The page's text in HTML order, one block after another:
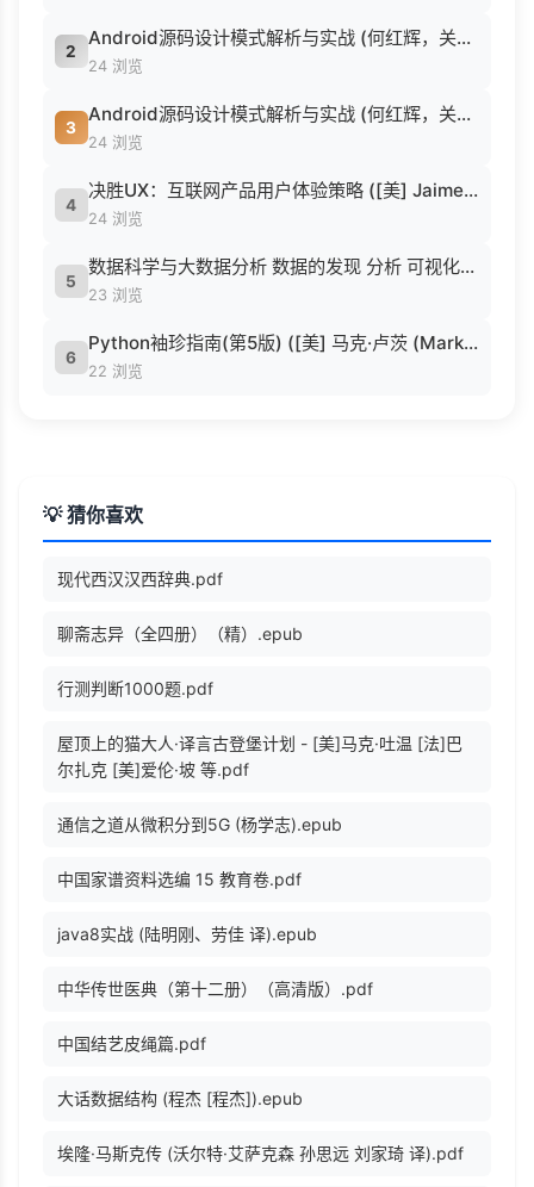
2
Android源码设计模式解析与实战 (何红辉，关爱民著, 何红辉, 关爱民著, 何红辉, 关爱民).pdf
24 浏览
3
Android源码设计模式解析与实战 (何红辉，关爱民著, 何红辉, 关爱民著, 何红辉, 关爱民).pdf
24 浏览
4
决胜UX：互联网产品用户体验策略 ([美] Jaime Levy [[美] Jaime Levy]).epub
24 浏览
5
数据科学与大数据分析 数据的发现 分析 可视化与表示 ( etc.).epub
23 浏览
6
Python袖珍指南(第5版) ([美] 马克·卢茨 (Mark Lutz) 著 候荣涛 译).pdf
22 浏览
💡 猜你喜欢
现代西汉汉西辞典.pdf
聊斋志异（全四册）（精）.epub
行测判断1000题.pdf
屋顶上的猫大人·译言古登堡计划 - [美]马克·吐温 [法]巴
尔扎克 [美]爱伦·坡 等.pdf
通信之道从微积分到5G (杨学志).epub
中国家谱资料选编 15 教育卷.pdf
java8实战 (陆明刚、劳佳 译).epub
中华传世医典（第十二册）（高清版）.pdf
中国结艺皮绳篇.pdf
大话数据结构 (程杰 [程杰]).epub
埃隆·马斯克传 (沃尔特·艾萨克森 孙思远 刘家琦 译).pdf